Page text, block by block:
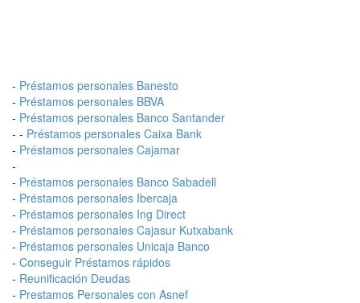
- Préstamos personales Banesto
- Préstamos personales BBVA
- Préstamos personales Banco Santander
- - Préstamos personales Caixa Bank
- Préstamos personales Cajamar
-
- Préstamos personales Banco Sabadell
- Préstamos personales Ibercaja
- Préstamos personales Ing Direct
- Préstamos personales Cajasur Kutxabank
- Préstamos personales Unicaja Banco
- Conseguir Préstamos rápidos
- Reunificación Deudas
- Prestamos Personales con Asnef